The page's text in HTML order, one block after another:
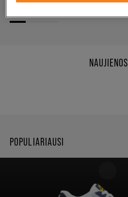
NAUJIENOS
POPULIARIAUSI